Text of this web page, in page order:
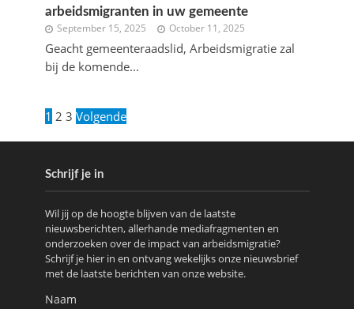
arbeidsmigranten in uw gemeente
September 15, 2025 October 11, 2025
Geacht gemeenteraadslid, Arbeidsmigratie zal
bij de komende...
1 2 3 Volgende
Schrijf je in
Wil jij op de hoogte blijven van de laatste
nieuwsberichten, allerhande mediafragmenten en
onderzoeken over de impact van arbeidsmigratie?
Schrijf je hier in en ontvang wekelijks onze nieuwsbrief
met de laatste berichten van onze website.
Naam